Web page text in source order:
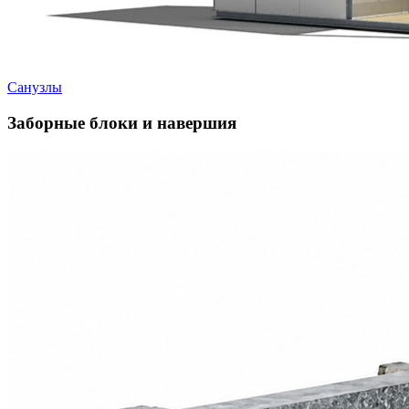
Санузлы
Заборные блоки и навершия